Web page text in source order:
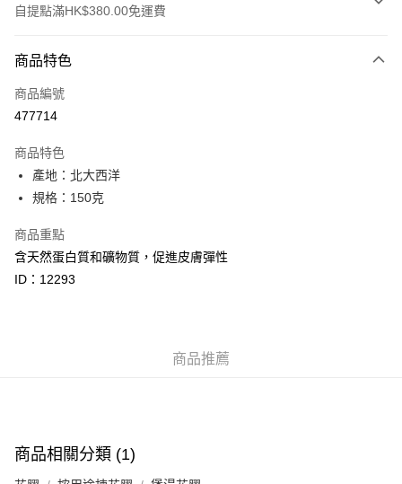
自提點滿HK$380.00免運費
信用卡
Apple Pay
AlipayHK
PayMe
WeChat Pay
豐銀行戶口：652-589300-838 收款人：PREMIER FOOD LTD 請於24小時
每筆HK$80.00，滿HK$380.00或以上免運費
順豐站及順豐自提點
商品特色
商品編號
477714
商品特色
產地：北大西洋
規格：150克
商品重點
含天然蛋白質和礦物質，促進皮膚彈性
ID：12293
商品推薦
商品相關分類 (1)